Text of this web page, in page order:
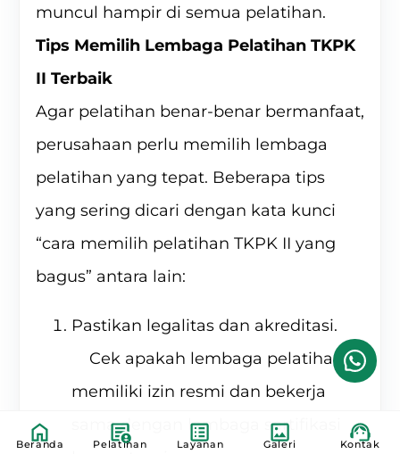
muncul hampir di semua pelatihan.
Tips Memilih Lembaga Pelatihan TKPK
II Terbaik
Agar pelatihan benar-benar bermanfaat,
perusahaan perlu memilih lembaga
pelatihan yang tepat. Beberapa tips
yang sering dicari dengan kata kunci
“cara memilih pelatihan TKPK II yang
bagus” antara lain:
Pastikan legalitas dan akreditasi.
Cek apakah lembaga pelatihan
memiliki izin resmi dan bekerja
sama dengan lembaga sertifikasi
Beranda Pelatihan Layanan Galeri Kontak
Kontak Kami